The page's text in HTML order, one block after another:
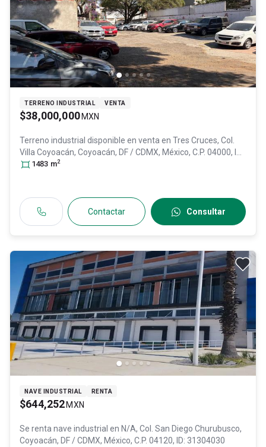
TERRENO INDUSTRIAL VENTA
$38,000,000 MXN
Terreno industrial disponible en venta en Tres Cruces, Col.
Villa Coyoacán, Coyoacán, DF / CDMX, México, C.P. 04000, ID:
31008613
1483 m2
Contactar Consultar
NAVE INDUSTRIAL RENTA
$644,252 MXN
Se renta nave industrial en N/A, Col. San Diego Churubusco,
Coyoacán, DF / CDMX, México, C.P. 04120, ID: 31304030